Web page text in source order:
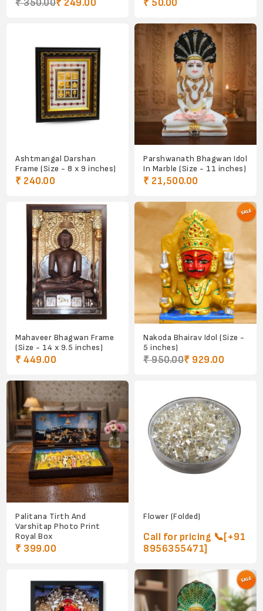
₹ 350.00₹ 249.00 ₹ 50.00
Ashtmangal Darshan
Frame (Size - 8 x 9 inches)
₹ 240.00
Parshwanath Bhagwan Idol
In Marble (Size - 11 inches)
₹ 21,500.00
Mahaveer Bhagwan Frame
(Size - 14 x 9.5 inches)
₹ 449.00
Nakoda Bhairav Idol (Size -
5 inches)
₹ 950.00₹ 929.00
Palitana Tirth And
Varshitap Photo Print
Royal Box
₹ 399.00
Flower (Folded)
Call for pricing 📞[+91
8956355471]